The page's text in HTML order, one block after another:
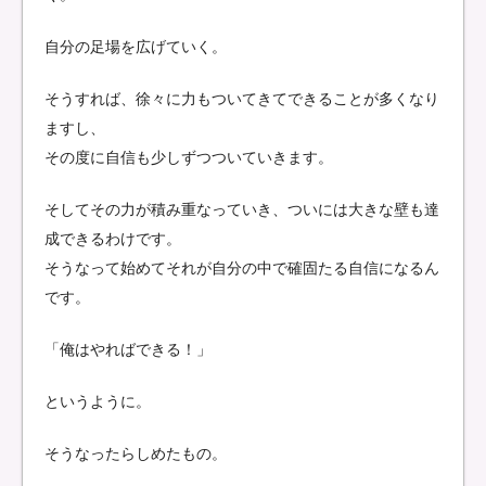
自分の足場を広げていく。
そうすれば、徐々に力もついてきてできることが多くなり
ますし、
その度に自信も少しずつついていきます。
そしてその力が積み重なっていき、ついには大きな壁も達
成できるわけです。
そうなって始めてそれが自分の中で確固たる自信になるん
です。
「俺はやればできる！」
というように。
そうなったらしめたもの。